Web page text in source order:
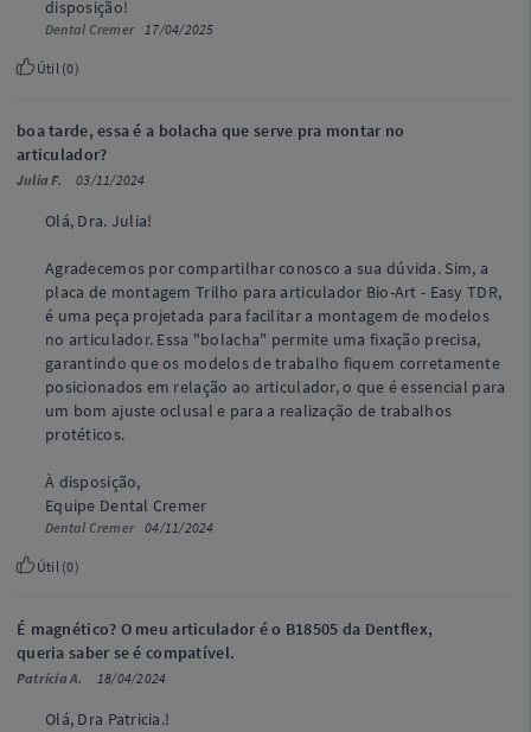
disposição!
Dental Cremer17/04/2025
Útil (0)
boa tarde, essa é a bolacha que serve pra montar no
articulador?
Julia F. 03/11/2024
Olá, Dra. Julia!
Agradecemos por compartilhar conosco a sua dúvida. Sim, a
placa de montagem Trilho para articulador Bio-Art - Easy TDR,
é uma peça projetada para facilitar a montagem de modelos
no articulador. Essa "bolacha" permite uma fixação precisa,
garantindo que os modelos de trabalho fiquem corretamente
posicionados em relação ao articulador, o que é essencial para
um bom ajuste oclusal e para a realização de trabalhos
protéticos.
À disposição,
Equipe Dental Cremer
Dental Cremer04/11/2024
Útil (0)
É magnético? O meu articulador é o B18505 da Dentflex,
queria saber se é compatível.
Patrícia A. 18/04/2024
Olá, Dra Patricia.!